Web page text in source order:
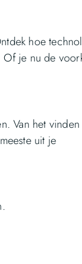
hoe
Of je nu de
Van het
uit je